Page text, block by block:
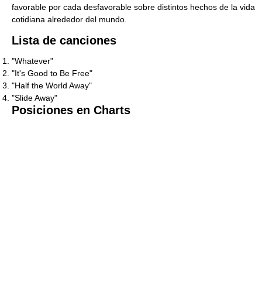
favorable por cada desfavorable sobre distintos hechos de la vida
cotidiana alrededor del mundo.
Lista de canciones
"Whatever"
"It's Good to Be Free"
"Half the World Away"
"Slide Away"
Posiciones en Charts